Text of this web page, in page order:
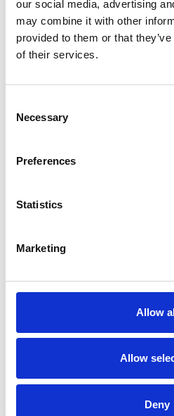
our social media, advertising
may combine it with other
provided to them or that
of their services.
Selection
Necessary
Preferences
Statistics
Marketing
Allow
Allow
Deny